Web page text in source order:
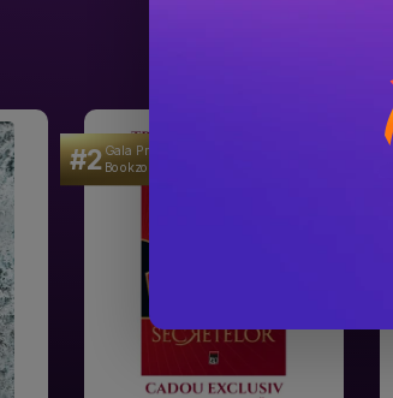
#2Gala Premilor Literare
Bookzone 2025